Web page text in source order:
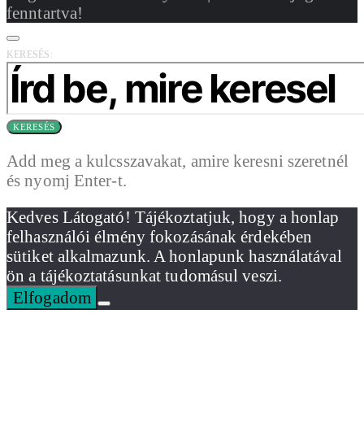
fenntartva!
KERESÉS:
KERESÉS
Add meg a kulcsszavakat, amire keresni szeretnél
és nyomj Enter-t.
Kedves Látogató! Tájékoztatjuk, hogy a honlap
felhasználói élmény fokozásának érdekében
sütiket alkalmazunk. A honlapunk használatával
ön a tájékoztatásunkat tudomásul veszi.
Elfogadom